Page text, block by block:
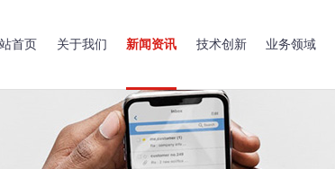
首页 关于我们 新闻资讯 技术创新 业务领域